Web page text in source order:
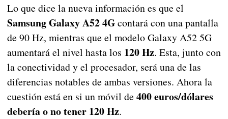
Lo que dice la nueva información es que el
Samsung Galaxy A52 4Gcontará con una pantalla
de 90 Hz, mientras que el modelo Galaxy A52 5G
aumentará el nivel hasta los 120 Hz. Esta, junto con
la conectividad y el procesador, será una de las
diferencias notables de ambas versiones. Ahora la
cuestión está en si un móvil de 400 euros/dólares
debería o no tener 120 Hz.